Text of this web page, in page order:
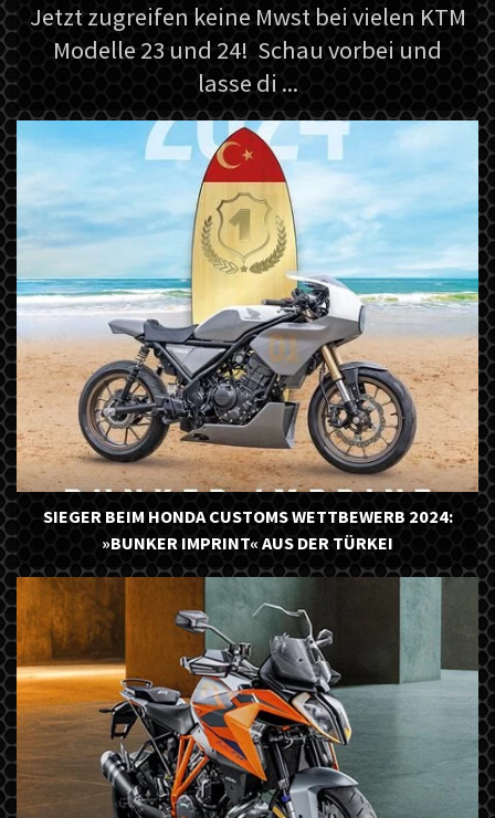
Jetzt zugreifen keine Mwst bei vielen KTM
Modelle 23 und 24! Schau vorbei und
lasse di ...
SIEGER BEIM HONDA CUSTOMS WETTBEWERB 2024:
»BUNKER IMPRINT« AUS DER TÜRKEI